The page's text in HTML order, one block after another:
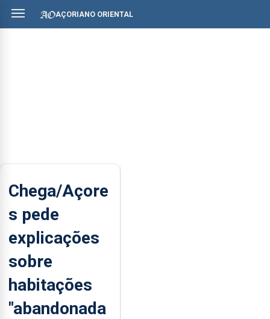
AÇORIANO ORIENTAL
Chega/Açore
s pede
explicações
sobre
habitações
"abandonada